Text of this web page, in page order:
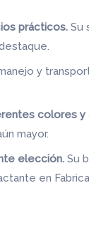
prácticos.Su
y
colores y
mayor.
elección.Su
en Fabrica